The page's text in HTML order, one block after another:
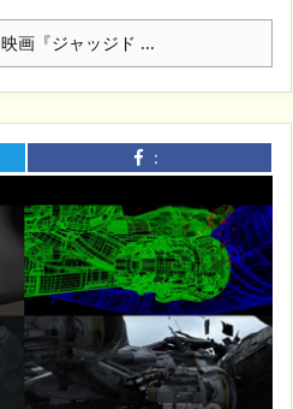
映画『ジャッジド ...
：